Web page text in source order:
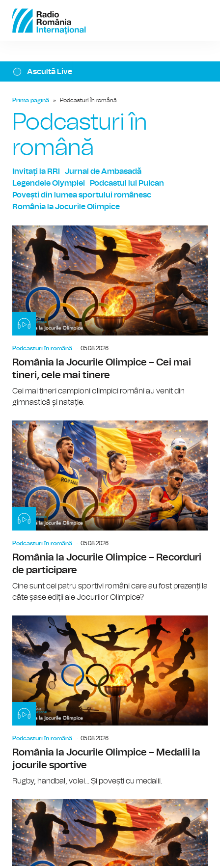
Ascultă Live
Prima pagină » Podcasturi în română
Podcasturi în
română
Invitați la RRI
Jurnal de Ambasadă
Legendele Olympiei
Podcastul lui Puican
Povești din lumea sportului românesc
România la Jocurile Olimpice
Podcasturi în română 05.08.2026
România la Jocurile Olimpice – Cei mai
tineri, cele mai tinere
Cei mai tineri campioni olimpici români au venit din
gimnastică și natație.
Podcasturi în română 05.08.2026
România la Jocurile Olimpice – Recorduri
de participare
Cine sunt cei patru sportivi români care au fost prezenți la
câte șase ediții ale Jocurilor Olimpice?
Podcasturi în română 05.08.2026
România la Jocurile Olimpice – Medalii la
jocurile sportive
Rugby, handbal, volei... Și povești cu medalii.